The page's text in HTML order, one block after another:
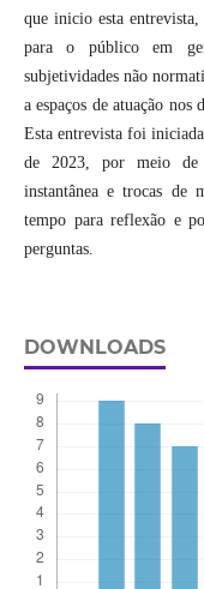
que inicio esta entrevista,
para o público em
subjetividades não
a espaços de atuação nos
Esta entrevista foi
de 2023, por meio de
instantânea e trocas de
tempo para reflexão e
perguntas.
DOWNLOADS